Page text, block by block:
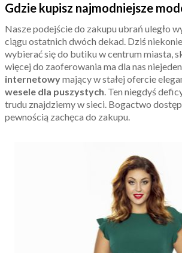
Gdzie kupisz najmodniejsze
Nasze podejście do zakupu ubrań uległo
ciągu ostatnich dwóch dekad. Dziś
wybierać się do butiku w centrum miasta,
więcej do zaoferowania ma dla nas niejeden
internetowymający w stałej ofercie
wesele dla puszystych. Ten niegdyś
trudu znajdziemy w sieci. Bogactwo
pewnością zachęca do zakupu.